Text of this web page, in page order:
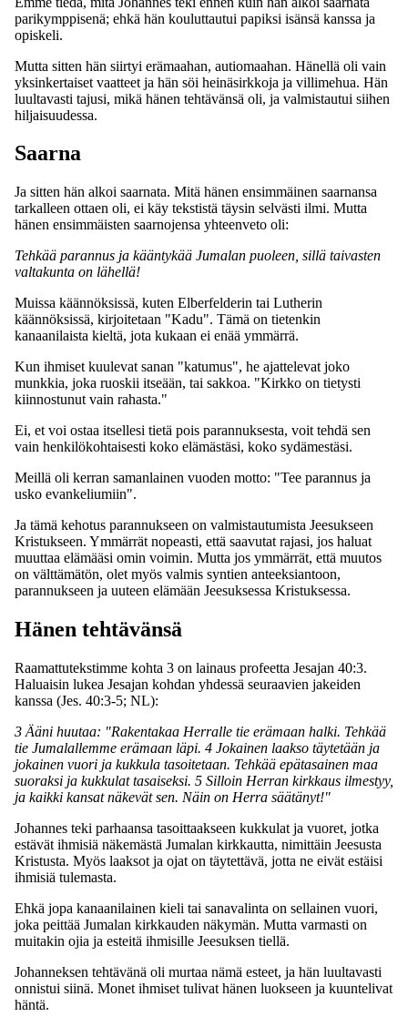
parikymppisenä; ehkä hän kouluttautui papiksi isänsä kanssa ja
opiskeli.
Mutta sitten hän siirtyi erämaahan, autiomaahan. Hänellä oli vain
yksinkertaiset vaatteet ja hän söi heinäsirkkoja ja villimehua. Hän
luultavasti tajusi, mikä hänen tehtävänsä oli, ja valmistautui siihen
hiljaisuudessa.
Saarna
Ja sitten hän alkoi saarnata. Mitä hänen ensimmäinen saarnansa
tarkalleen ottaen oli, ei käy tekstistä täysin selvästi ilmi. Mutta
hänen ensimmäisten saarnojensa yhteenveto oli:
Tehkää parannus ja kääntykää Jumalan puoleen, sillä taivasten
valtakunta on lähellä!
Muissa käännöksissä, kuten Elberfelderin tai Lutherin
käännöksissä, kirjoitetaan "Kadu". Tämä on tietenkin
kanaanilaista kieltä, jota kukaan ei enää ymmärrä.
Kun ihmiset kuulevat sanan "katumus", he ajattelevat joko
munkkia, joka ruoskii itseään, tai sakkoa. "Kirkko on tietysti
kiinnostunut vain rahasta."
Ei, et voi ostaa itsellesi tietä pois parannuksesta, voit tehdä sen
vain henkilökohtaisesti koko elämästäsi, koko sydämestäsi.
Meillä oli kerran samanlainen vuoden motto: "Tee parannus ja
usko evankeliumiin".
Ja tämä kehotus parannukseen on valmistautumista Jeesukseen
Kristukseen. Ymmärrät nopeasti, että saavutat rajasi, jos haluat
muuttaa elämääsi omin voimin. Mutta jos ymmärrät, että muutos
on välttämätön, olet myös valmis syntien anteeksiantoon,
parannukseen ja uuteen elämään Jeesuksessa Kristuksessa.
Hänen tehtävänsä
Raamattutekstimme kohta 3 on lainaus profeetta Jesajan 40:3.
Haluaisin lukea Jesajan kohdan yhdessä seuraavien jakeiden
kanssa (Jes. 40:3-5; NL):
3 Ääni huutaa: "Rakentakaa Herralle tie erämaan halki. Tehkää
tie Jumalallemme erämaan läpi. 4 Jokainen laakso täytetään ja
jokainen vuori ja kukkula tasoitetaan. Tehkää epätasainen maa
suoraksi ja kukkulat tasaiseksi. 5 Silloin Herran kirkkaus ilmestyy,
ja kaikki kansat näkevät sen. Näin on Herra säätänyt!"
Johannes teki parhaansa tasoittaakseen kukkulat ja vuoret, jotka
estävät ihmisiä näkemästä Jumalan kirkkautta, nimittäin Jeesusta
Kristusta. Myös laaksot ja ojat on täytettävä, jotta ne eivät estäisi
ihmisiä tulemasta.
Ehkä jopa kanaanilainen kieli tai sanavalinta on sellainen vuori,
joka peittää Jumalan kirkkauden näkymän. Mutta varmasti on
muitakin ojia ja esteitä ihmisille Jeesuksen tiellä.
Johanneksen tehtävänä oli murtaa nämä esteet, ja hän luultavasti
onnistui siinä. Monet ihmiset tulivat hänen luokseen ja kuuntelivat
häntä.